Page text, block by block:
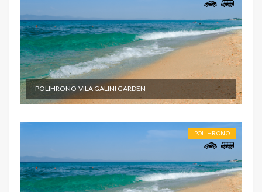
POLIHRONO-VILA GALINI GARDEN
POLIHRONO